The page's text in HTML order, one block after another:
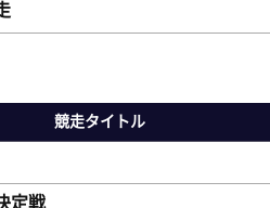
競走タイトル
定戦